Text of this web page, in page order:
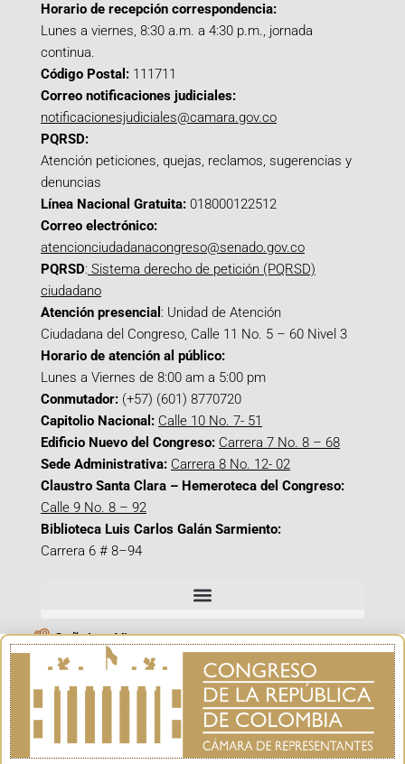
Horario de recepción correspondencia:
Lunes a viernes, 8:30 a.m. a 4:30 p.m., jornada
continua.
Código Postal: 111711
Correo notificaciones judiciales:
notificacionesjudiciales@camara.gov.co
PQRSD:
Atención peticiones, quejas, reclamos, sugerencias y
denuncias
Línea Nacional Gratuita: 018000122512
Correo electrónico:
atencionciudadanacongreso@senado.gov.co
PQRSD: Sistema derecho de petición (PQRSD)
ciudadano
Atención presencial : Unidad de Atención
Ciudadana del Congreso, Calle 11 No. 5 – 60 Nivel 3
Horario de atención al público:
Lunes a Viernes de 8:00 am a 5:00 pm
Conmutador: (+57) (601) 8770720
Capitolio Nacional: Calle 10 No. 7- 51
Edificio Nuevo del Congreso: Carrera 7 No. 8 – 68
Sede Administrativa: Carrera 8 No. 12- 02
Claustro Santa Clara – Hemeroteca del Congreso:
Calle 9 No. 8 – 92
Biblioteca Luis Carlos Galán Sarmiento:
Carrera 6 # 8–94
Señal en Vivo
Facebook_@CamaraColombia
Instagram_@CamaraColombia
X_@CamaraColombia
Youtube_@CamaraColombia